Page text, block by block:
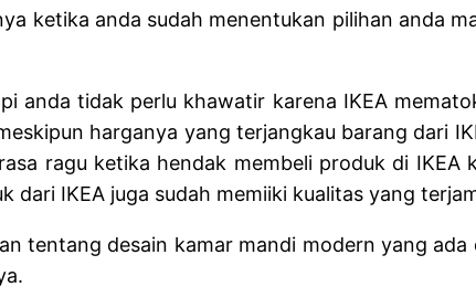
ketika anda sudah menentukan pilihan anda
anda tidak perlu khawatir karena IKEA
harganya yang terjangkau barang dari
ragu ketika hendak membeli produk di IKEA
dari IKEA juga sudah memiiki kualitas yang
tentang desain kamar mandi modern yang ada